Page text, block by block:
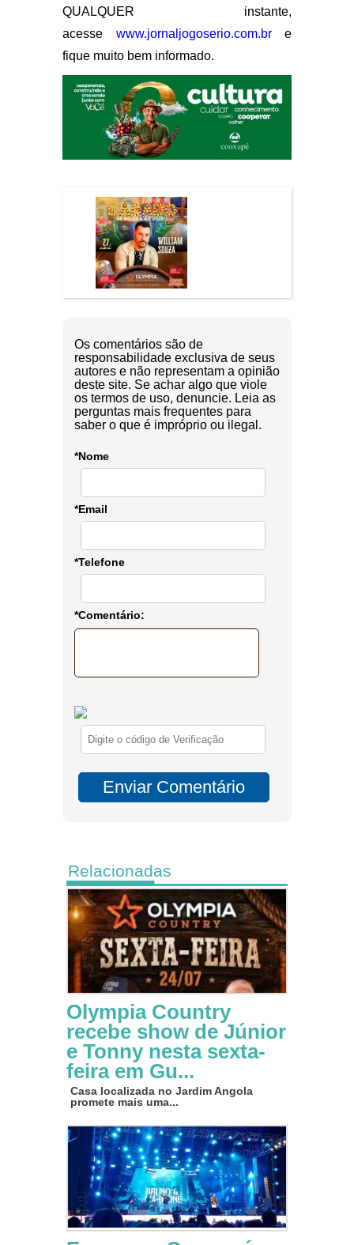
QUALQUER instante,
acesse www.jornaljogoserio.com.bre
fique muito bem informado.
Os comentários são de
responsabilidade exclusiva de seus
autores e não representam a opinião
deste site. Se achar algo que viole
os termos de uso, denuncie. Leia as
perguntas mais frequentes para
saber o que é impróprio ou ilegal.
*Nome
*Email
*Telefone
*Comentário:
Relacionadas
Olympia Country
recebe show de Júnior
e Tonny nesta sexta-
feira em Gu...
Casa localizada no Jardim Angola
promete mais uma...